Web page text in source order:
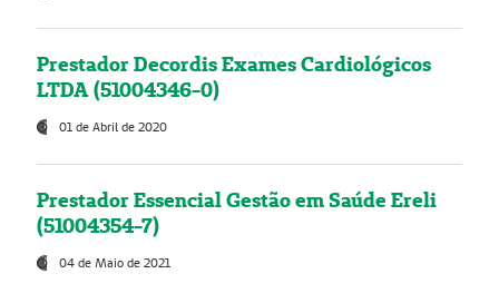
Prestador Decordis Exames Cardiológicos
LTDA (51004346-0)
01 de Abril de 2020
Prestador Essencial Gestão em Saúde Ereli
(51004354-7)
04 de Maio de 2021